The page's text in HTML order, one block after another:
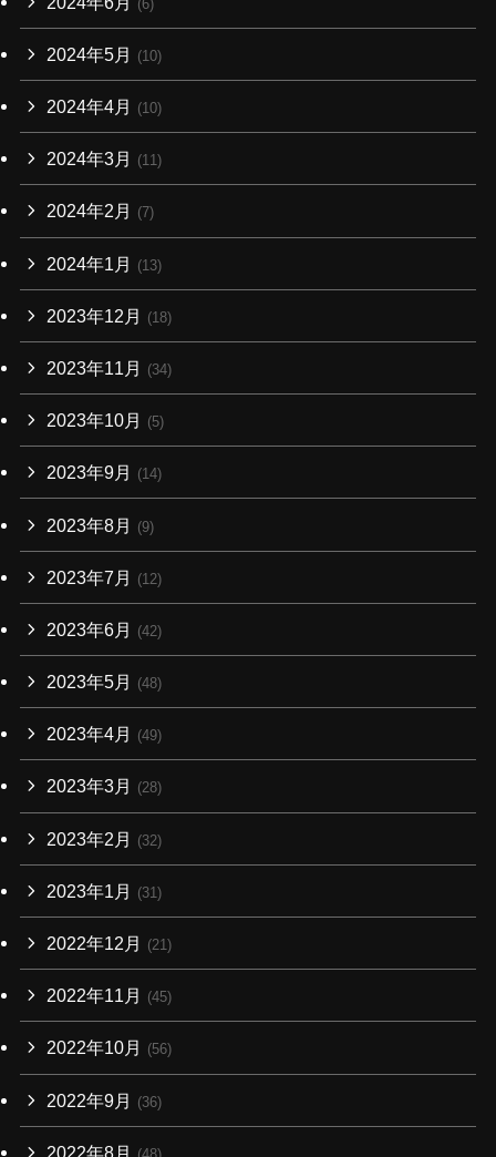
(6)
2024年5月 (10)
2024年4月 (10)
2024年3月 (11)
2024年2月 (7)
2024年1月 (13)
2023年12月 (18)
2023年11月 (34)
2023年10月 (5)
2023年9月 (14)
2023年8月 (9)
2023年7月 (12)
2023年6月 (42)
2023年5月 (48)
2023年4月 (49)
2023年3月 (28)
2023年2月 (32)
2023年1月 (31)
2022年12月 (21)
2022年11月 (45)
2022年10月 (56)
2022年9月 (36)
2022年8月